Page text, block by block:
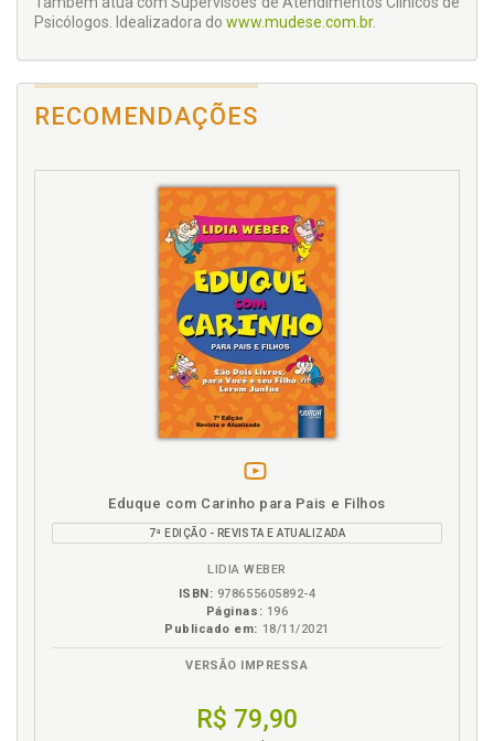
Psicólogos. Idealizadora do www.mudese.com.br.
RECOMENDAÇÕES
da
obra
Eduque com Carinho para Pais e Filhos
7ª EDIÇÃO - REVISTA E ATUALIZADA
LIDIA WEBER
ISBN: 978655605892-4
Páginas: 196
Publicado em: 18/11/2021
VERSÃO IMPRESSA
R$ 79,90